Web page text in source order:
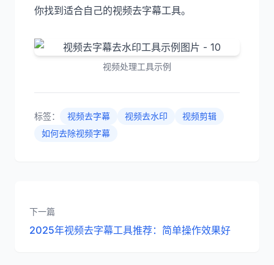
你找到适合自己的视频去字幕工具。
视频处理工具示例
标签： 视频去字幕 视频去水印
视频剪辑
如何去除视频字幕
下一篇
2025年视频去字幕工具推荐：简单操作效果好